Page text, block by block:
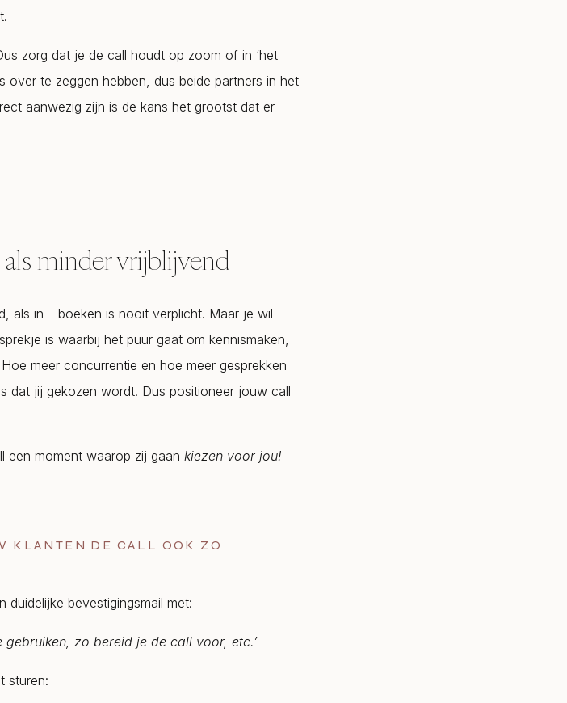
zorg dat je de call houdt op zoom of in ‘het
over te zeggen hebben, dus beide partners in het
aanwezig zijn is de kans het grootst dat er
minder vrijblijvend
als in – boeken is nooit verplicht. Maar je wil
is waarbij het puur gaat om kennismaken,
meer concurrentie en hoe meer gesprekken
dat jij gekozen wordt. Dus positioneer jouw call
een moment waarop zij gaan kiezen voor jou!
KLANTEN DE CALL OOK ZO
duidelijke bevestigingsmail met:
zo bereid je de call voor, etc.’
sturen: